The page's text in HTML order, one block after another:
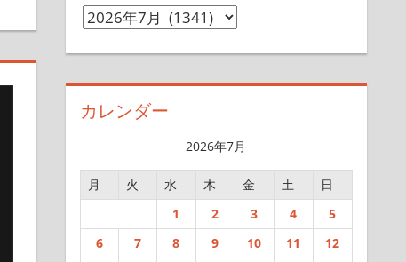
ア
ブ
カレンダー
2026年7月
月 火 水 木 金 土
日
1
2 3 4
5
6
7 8 9 10 11
12